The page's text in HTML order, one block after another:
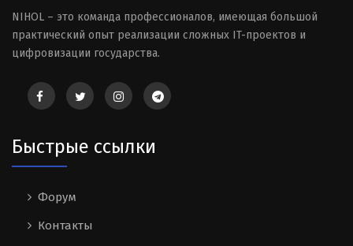
NIHOL – это команда профессионалов, имеющая большой
практический опыт реализации сложных IT-проектов и
цифровизации государства.
Быстрые ссылки
Форум
Контакты